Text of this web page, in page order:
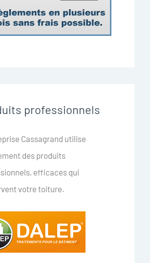
professionnels
Cassagrand utilise
des produits
efficaces qui
votre toiture.